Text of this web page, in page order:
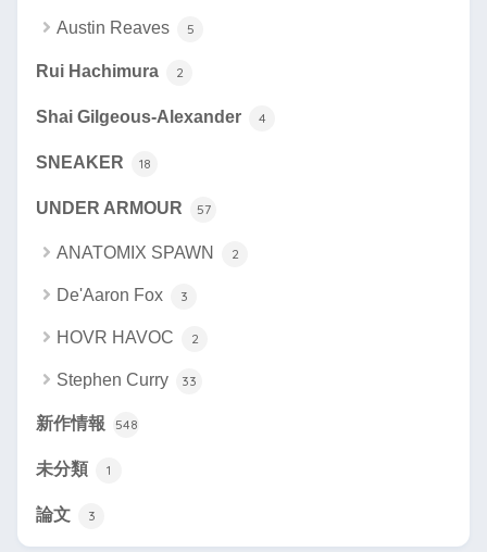
Austin Reaves 5
Rui Hachimura 2
Shai Gilgeous-Alexander 4
SNEAKER 18
UNDER ARMOUR 57
ANATOMIX SPAWN 2
De'Aaron Fox 3
HOVR HAVOC 2
Stephen Curry 33
新作情報 548
未分類 1
論文 3